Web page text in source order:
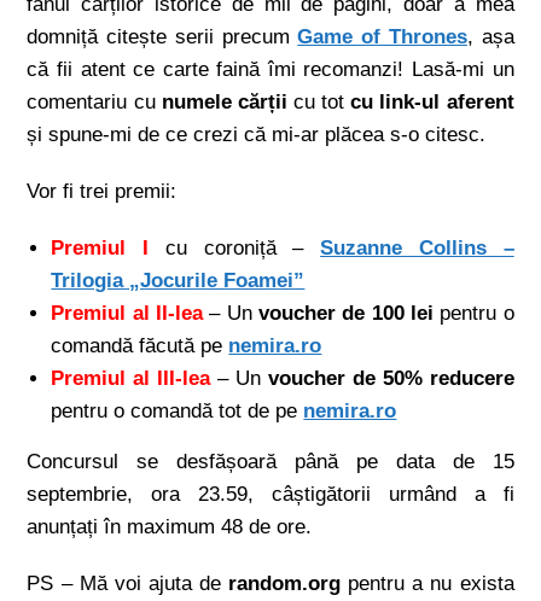
domniță citește serii precumGame of Thrones, așa
că fii atent ce carte faină îmi recomanzi! Lasă-mi un
comentariu cu numele cărții cu totcu link-ul aferent
și spune-mi de ce crezi că mi-ar plăcea s-o citesc.
Vor fi trei premii:
Premiul I cu coroniță –Suzanne Collins –
Trilogia „Jocurile Foamei”
Premiul al II-lea– Unvoucher de 100 lei pentru o
comandă făcută pe nemira.ro
Premiul al III-lea – Un voucher de 50% reducere
pentru o comandă tot de pe nemira.ro
Concursul se desfășoară până pe data de 15
septembrie, ora 23.59, câștigătorii urmând a fi
anunțați în maximum 48 de ore.
PS – Mă voi ajuta de random.org pentru a nu exista